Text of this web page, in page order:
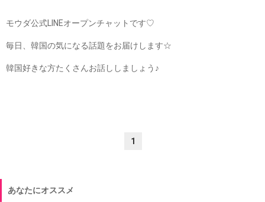
モウダ公式LINEオープンチャットです♡
毎日、韓国の気になる話題をお届けします☆
韓国好きな方たくさんお話ししましょう♪
1
あなたにオススメ